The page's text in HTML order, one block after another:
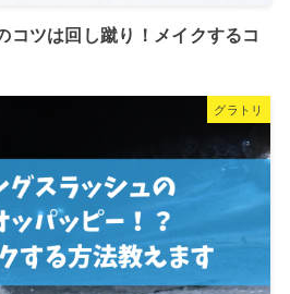
コツは回し蹴り！メイクするコ
グラトリ